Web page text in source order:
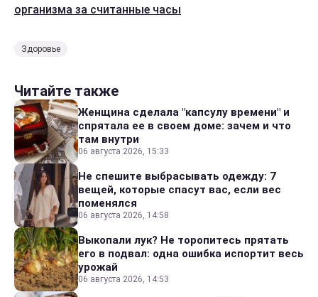
организма за считанные часы
Здоровье
Читайте также
Женщина сделала "капсулу времени" и
спрятала ее в своем доме: зачем и что
там внутри
06 августа 2026, 15:33
Не спешите выбрасывать одежду: 7
вещей, которые спасут вас, если вес
поменялся
06 августа 2026, 14:58
Выкопали лук? Не торопитесь прятать
его в подвал: одна ошибка испортит весь
урожай
06 августа 2026, 14:53